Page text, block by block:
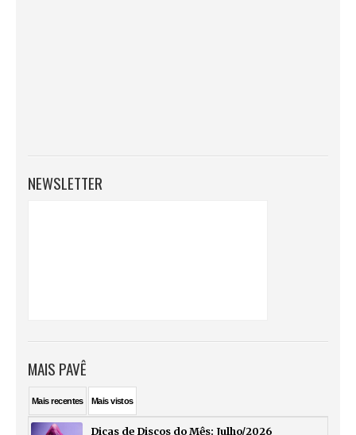
NEWSLETTER
MAIS PAVÊ
Maisrecentes Maisvistos
Dicas de Discos do Mês: Julho/2026